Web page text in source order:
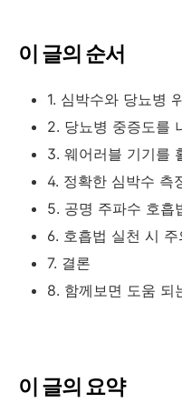
이 글의 순서
1. 심박수와 당뇨병
2. 당뇨병 중증도를
3. 웨어러블 기기를
4. 정확한 심박수 측
5. 공명 주파수 호흡
6. 호흡법 실천 시
7. 결론
8. 함께보면 도움 되
이 글의 요약